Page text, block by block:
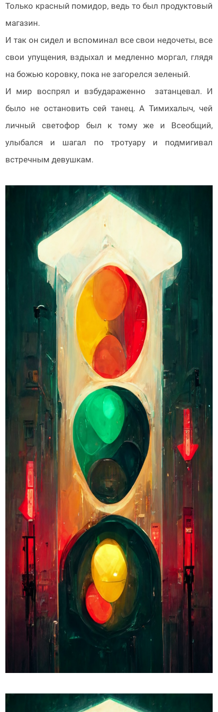
Только красный помидор, ведь то был продуктовый
магазин.
И так он сидел и вспоминал все свои недочеты, все
свои упущения, вздыхал и медленно моргал, глядя
на божью коровку, пока не загорелся зеленый.
И мир воспрял и взбудараженно затанцевал. И
было не остановить сей танец. А Тимихалыч, чей
личный светофор был к тому же и Всеобщий,
улыбался и шагал по тротуару и подмигивал
встречным девушкам.